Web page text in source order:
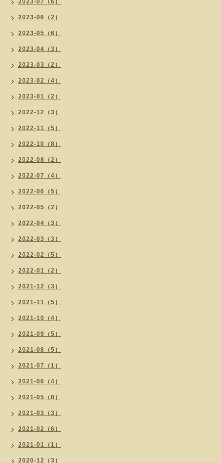
2023-07（6）
2023-06（2）
2023-05（6）
2023-04（3）
2023-03（2）
2023-02（4）
2023-01（2）
2022-12（3）
2022-11（5）
2022-10（8）
2022-08（2）
2022-07（4）
2022-06（5）
2022-05（2）
2022-04（3）
2022-03（3）
2022-02（5）
2022-01（2）
2021-12（3）
2021-11（5）
2021-10（4）
2021-09（5）
2021-08（5）
2021-07（1）
2021-06（4）
2021-05（8）
2021-03（3）
2021-02（6）
2021-01（1）
2020-12（3）